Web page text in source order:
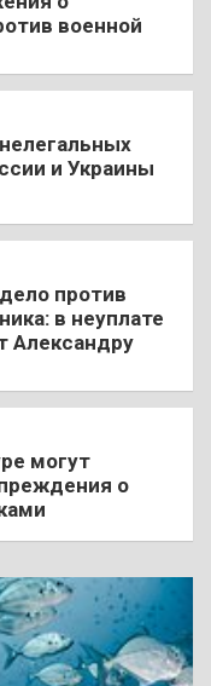
военной
и Украины
против
в неуплате
Александру
могут
о